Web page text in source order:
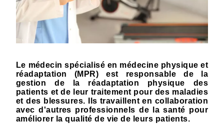
Le médecin spécialisé en médecine physique et
réadaptation (MPR) est responsable de la
gestion de la réadaptation physique des
patients et de leur traitement pour des maladies
et des blessures. Ils travaillent en collaboration
avec d'autres professionnels de la santé pour
améliorer la qualité de vie de leurs patients.